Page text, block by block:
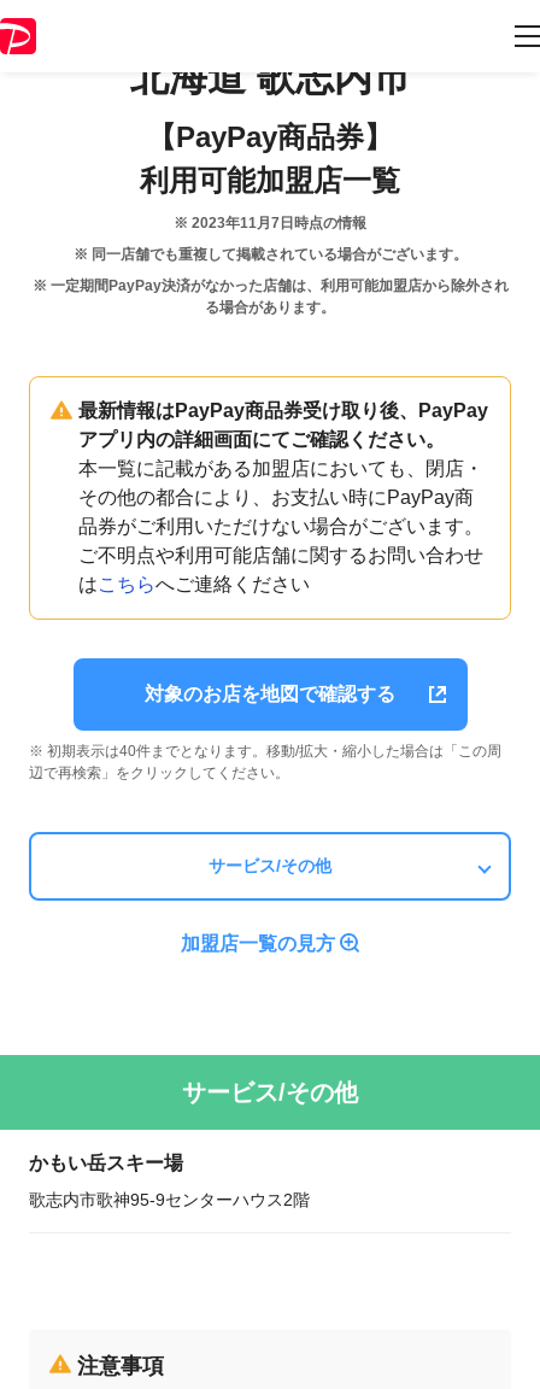
北海道 歌志内市
【PayPay商品券】
利用可能加盟店一覧
※ 2023年11月7日 時点の情報
※ 同一店舗でも重複して掲載されている場合がございます。
※ 一定期間PayPay決済がなかった店舗は、利用可能加盟店から除外され
る場合があります。
最新情報はPayPay商品券受け取り後、PayPay
アプリ内の詳細画面にてご確認ください。
本一覧に記載がある加盟店においても、閉店・
その他の都合により、お支払い時にPayPay商
品券がご利用いただけない場合がございます。
ご不明点や利用可能店舗に関するお問い合わせ
はこちらへご連絡ください
対象のお店を地図で確認する
※ 初期表示は40件までとなります。移動/拡大・縮小した場合は「この周
辺で再検索」をクリックしてください。
サービス/その他
加盟店一覧の見方
サービス/その他
かもい岳スキー場
歌志内市歌神95-9センターハウス2階
注意事項